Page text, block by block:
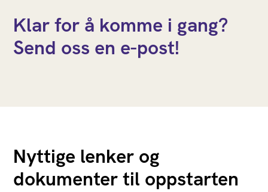
Klar for å komme i gang?
Send oss en e-post!
Nyttige lenker og
dokumenter til oppstarten